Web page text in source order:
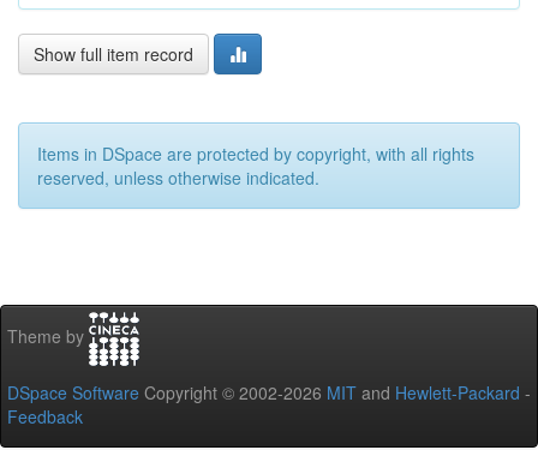
Show full item record
Items in DSpace are protected by copyright, with all rights
reserved, unless otherwise indicated.
Theme by
DSpace Software Copyright © 2002-2026 MIT and Hewlett-Packard -
Feedback